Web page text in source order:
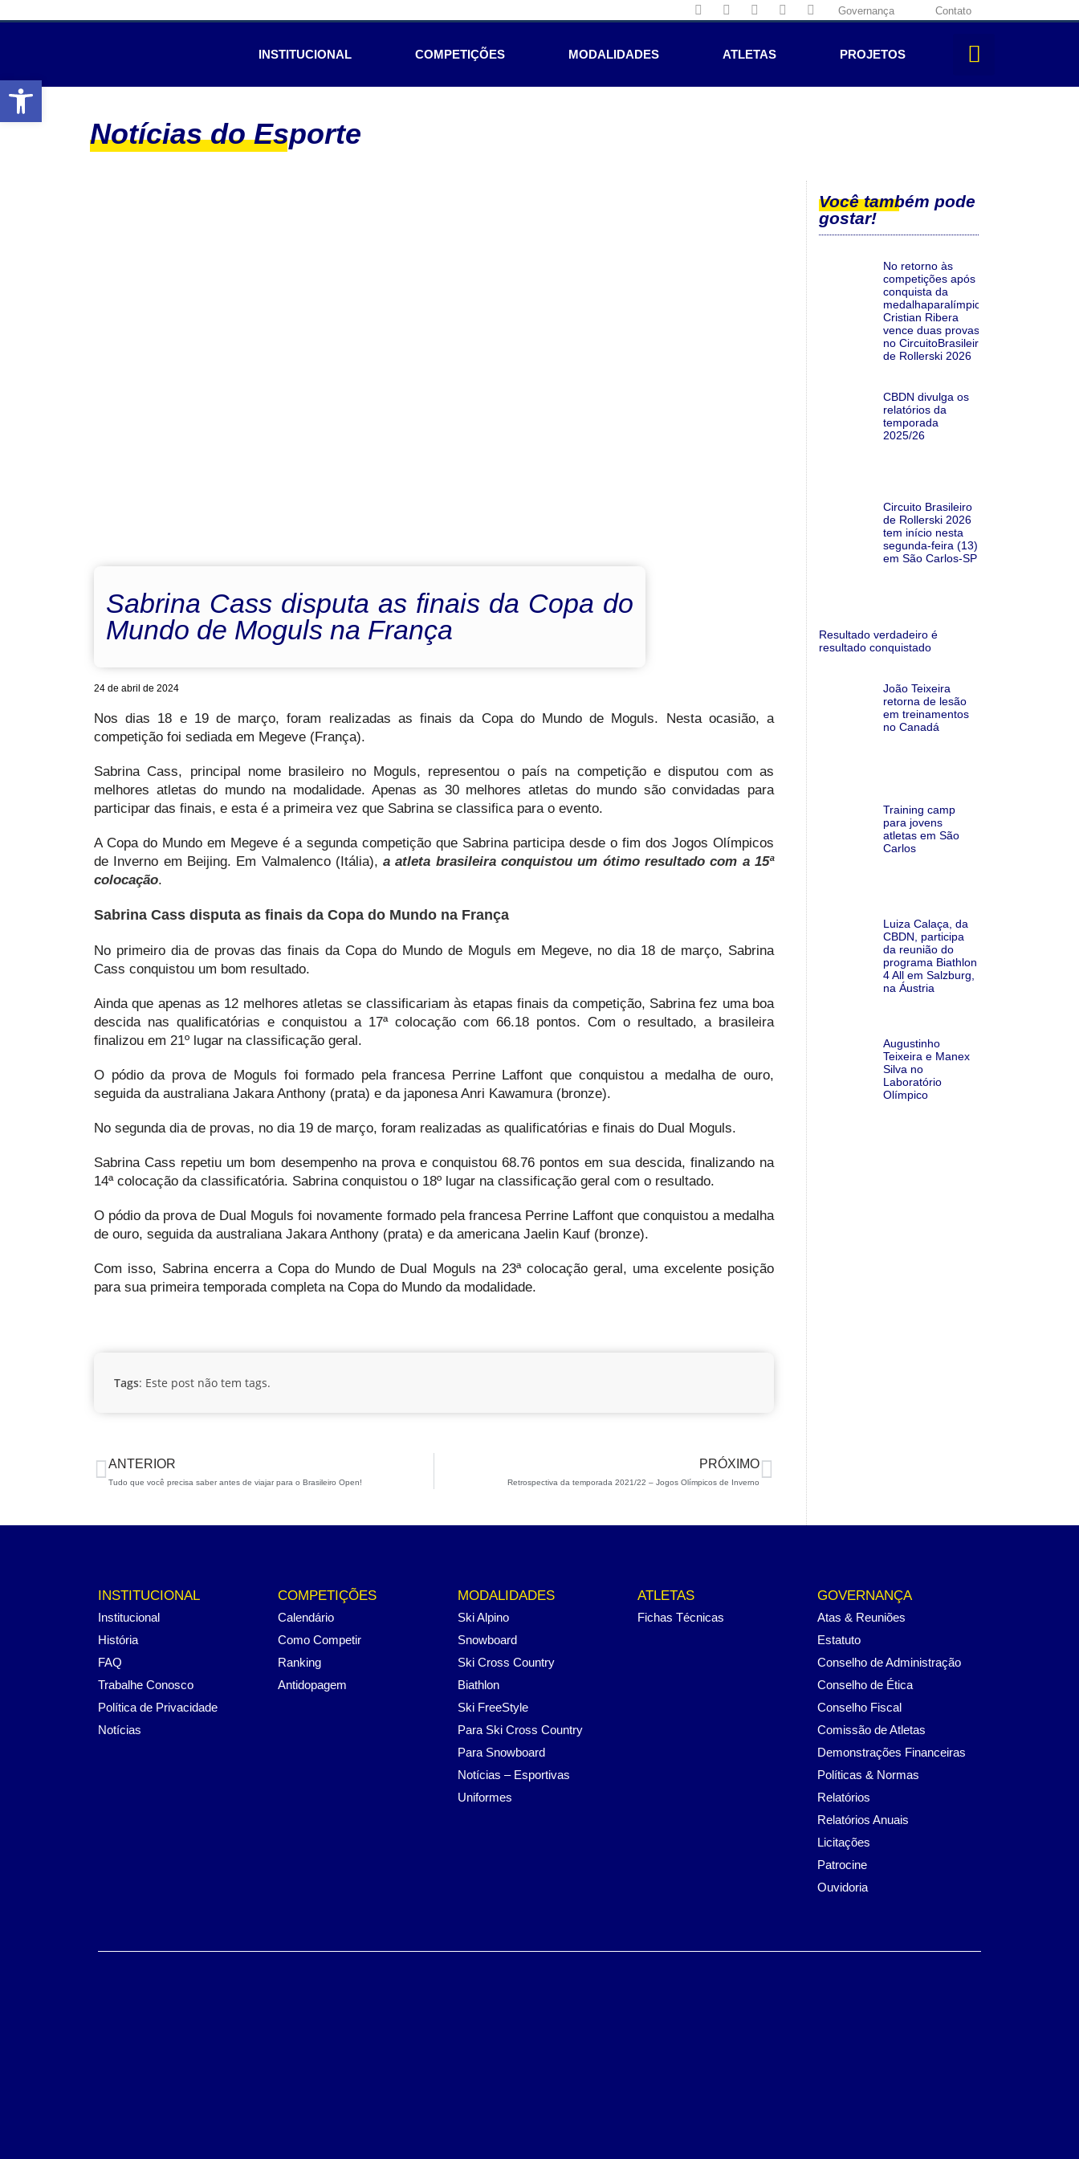
Abrir a barra de ferramentas
Governança Contato
INSTITUCIONAL COMPETIÇÕES MODALIDADES ATLETAS PROJETOS
Notícias do Esporte
Sabrina Cass disputa as finais da Copa do
Mundo de Moguls na França
24 de abril de 2024
Nos dias 18 e 19 de março, foram realizadas as finais da Copa do Mundo de Moguls. Nesta ocasião, a
competição foi sediada em Megeve (França).
Sabrina Cass, principal nome brasileiro no Moguls, representou o país na competição e disputou com as
melhores atletas do mundo na modalidade. Apenas as 30 melhores atletas do mundo são convidadas para
participar das finais, e esta é a primeira vez que Sabrina se classifica para o evento.
A Copa do Mundo em Megeve é a segunda competição que Sabrina participa desde o fim dos Jogos Olímpicos
de Inverno em Beijing. Em Valmalenco (Itália),a atleta brasileira conquistou um ótimo resultado com a 15ª
colocação.
Sabrina Cass disputa as finais da Copa do Mundo na França
No primeiro dia de provas das finais da Copa do Mundo de Moguls em Megeve, no dia 18 de março, Sabrina
Cass conquistou um bom resultado.
Ainda que apenas as 12 melhores atletas se classificariam às etapas finais da competição, Sabrina fez uma boa
descida nas qualificatórias e conquistou a 17ª colocação com 66.18 pontos. Com o resultado, a brasileira
finalizou em 21º lugar na classificação geral.
O pódio da prova de Moguls foi formado pela francesa Perrine Laffont que conquistou a medalha de ouro,
seguida da australiana Jakara Anthony (prata) e da japonesa Anri Kawamura (bronze).
No segunda dia de provas, no dia 19 de março, foram realizadas as qualificatórias e finais do Dual Moguls.
Sabrina Cass repetiu um bom desempenho na prova e conquistou 68.76 pontos em sua descida, finalizando na
14ª colocação da classificatória. Sabrina conquistou o 18º lugar na classificação geral com o resultado.
O pódio da prova de Dual Moguls foi novamente formado pela francesa Perrine Laffont que conquistou a medalha
de ouro, seguida da australiana Jakara Anthony (prata) e da americana Jaelin Kauf (bronze).
Com isso, Sabrina encerra a Copa do Mundo de Dual Moguls na 23ª colocação geral, uma excelente posição
para sua primeira temporada completa na Copa do Mundo da modalidade.
Tags: Este post não tem tags.
ANTERIOR
Tudo que você precisa saber antes de viajar para o Brasileiro Open!
PRÓXIMO
Retrospectiva da temporada 2021/22 – Jogos Olímpicos de Inverno
Você também pode
gostar!
No retorno às
competições após a
conquista da
medalhaparalímpica,
Cristian Ribera
vence duas provas
no CircuitoBrasileiro
de Rollerski 2026
CBDN divulga os
relatórios da
temporada
2025/26
Circuito Brasileiro
de Rollerski 2026
tem início nesta
segunda-feira (13)
em São Carlos-SP
Resultado verdadeiro é
resultado conquistado
João Teixeira
retorna de lesão
em treinamentos
no Canadá
Training camp
para jovens
atletas em São
Carlos
Luiza Calaça, da
CBDN, participa
da reunião do
programa Biathlon
4 All em Salzburg,
na Áustria
Augustinho
Teixeira e Manex
Silva no
Laboratório
Olímpico
INSTITUCIONAL
Institucional
História
FAQ
Trabalhe Conosco
Política de Privacidade
Notícias
COMPETIÇÕES
Calendário
Como Competir
Ranking
Antidopagem
MODALIDADES
Ski Alpino
Snowboard
Ski Cross Country
Biathlon
Ski FreeStyle
Para Ski Cross Country
Para Snowboard
Notícias – Esportivas
Uniformes
ATLETAS
Fichas Técnicas
GOVERNANÇA
Atas & Reuniões
Estatuto
Conselho de Administração
Conselho de Ética
Conselho Fiscal
Comissão de Atletas
Demonstrações Financeiras
Políticas & Normas
Relatórios
Relatórios Anuais
Licitações
Patrocine
Ouvidoria